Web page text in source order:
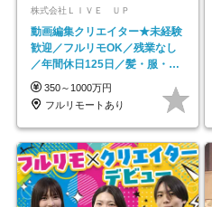
株式会社ＬＩＶＥ ＵＰ
動画編集クリエイター★未経験
歓迎／フルリモOK／残業なし
／年間休日125日／髪・服・ネ
イル自由／研修充実で安心
350～1000万円
フルリモートあり